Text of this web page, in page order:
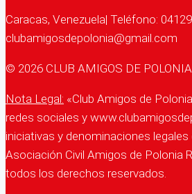
Caracas, Venezuela| Teléfono:
clubamigosdepolonia@gmail.com
© 2026 CLUB AMIGOS DE POLONIA
Nota Legal: «Club Amigos de
redes sociales y
iniciativas y denominaciones legales
Asociación Civil Amigos de Polonia
todos los derechos reservados.